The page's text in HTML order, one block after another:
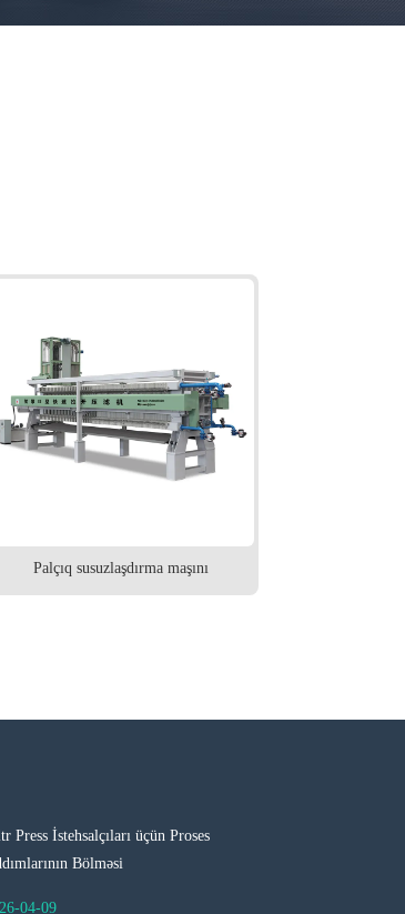
Palçıq susuzlaşdırma maşını
Press İstehsalçıları üçün Proses
Bölməsi
04-09